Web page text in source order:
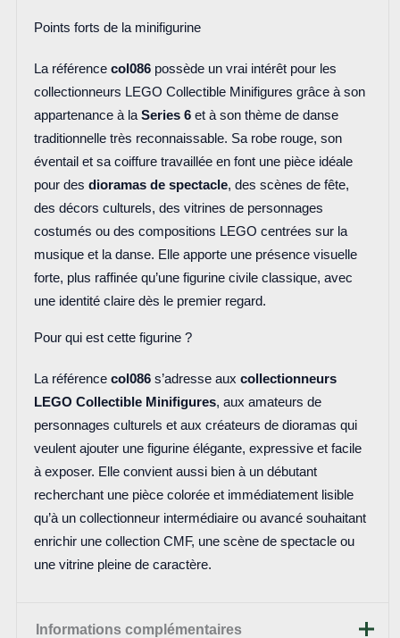
Points forts de la minifigurine
La référence col086possède un vrai intérêt pour les
collectionneurs LEGO Collectible Minifigures grâce à son
appartenance à laSeries 6et à son thème de danse
traditionnelle très reconnaissable. Sa robe rouge, son
éventail et sa coiffure travaillée en font une pièce idéale
pour des dioramas de spectacle, des scènes de fête,
des décors culturels, des vitrines de personnages
costumés ou des compositions LEGO centrées sur la
musique et la danse. Elle apporte une présence visuelle
forte, plus raffinée qu’une figurine civile classique, avec
une identité claire dès le premier regard.
Pour qui est cette figurine ?
La référence col086s’adresse aux collectionneurs
LEGO Collectible Minifigures, aux amateurs de
personnages culturels et aux créateurs de dioramas qui
veulent ajouter une figurine élégante, expressive et facile
à exposer. Elle convient aussi bien à un débutant
recherchant une pièce colorée et immédiatement lisible
qu’à un collectionneur intermédiaire ou avancé souhaitant
enrichir une collection CMF, une scène de spectacle ou
une vitrine pleine de caractère.
Informations complémentaires